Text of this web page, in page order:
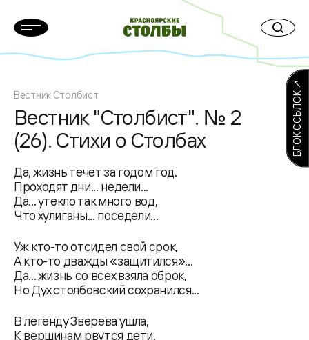
Вестник Столбист
Вестник "Столбист". № 2
(26). Стихи о Столбах
Да, жизнь течет за годом год.
Проходят дни... недели...
Да... утекло так много вод,
Что хулиганы... поседели...
Уж кто-то отсидел свой срок,
А кто-то дважды «защитился»...
Да... жизнь со всех взяла оброк,
Но Дух столбовский сохранился...
В легенду Зверева ушла,
К вершинам рвутся дети.
БЛОК ССЫЛОК ↗